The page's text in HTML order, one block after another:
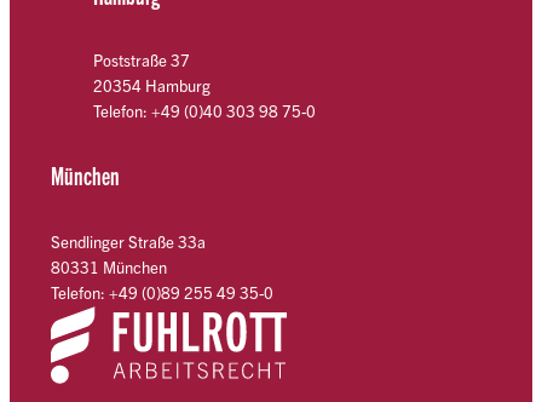
Poststraße 37
20354 Hamburg
Telefon: +49 (0)40 303 98 75-0
München
Sendlinger Straße 33a
80331 München
Telefon: +49 (0)89 255 49 35-0